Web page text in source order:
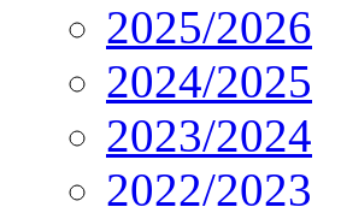
2025/2026
2024/2025
2023/2024
2022/2023